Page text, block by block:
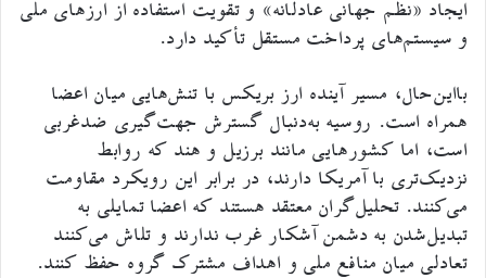
ایجاد «نظم جهانی عادلانه» و تقویت استفاده از ارزهای ملی
و سیستم‌های پرداخت مستقل تأکید دارد.
بااین‌حال، مسیر آینده ارز بریکس با تنش‌هایی میان اعضا
همراه است. روسیه به‌دنبال گسترش جهت‌گیری ضدغربی
است، اما کشورهایی مانند برزیل و هند که روابط
نزدیک‌تری با آمریکا دارند، در برابر این رویکرد مقاومت
می‌کنند. تحلیل‌گران معتقد هستند که اعضا تمایلی به
تبدیل‌شدن به دشمن آشکار غرب ندارند و تلاش می‌کنند
تعادلی میان منافع ملی و اهداف مشترک گروه حفظ کنند.